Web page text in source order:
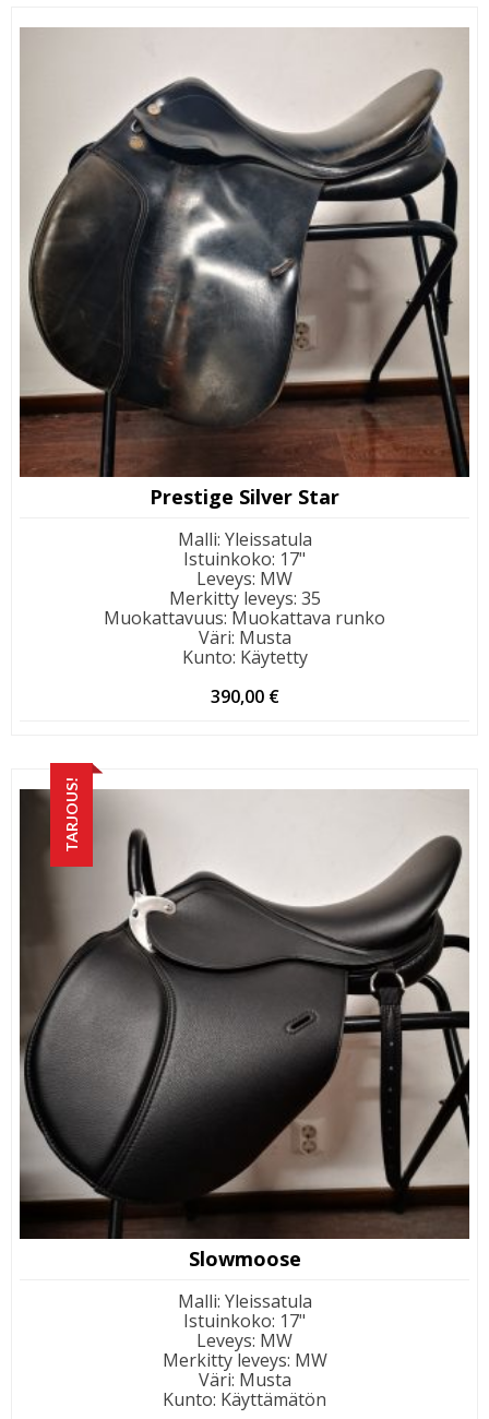
Prestige Silver Star
Malli: Yleissatula
Istuinkoko: 17"
Leveys: MW
Merkitty leveys: 35
Muokattavuus: Muokattava runko
Väri: Musta
Kunto: Käytetty
390,00 €
TARJOUS!
Slowmoose
Malli: Yleissatula
Istuinkoko: 17"
Leveys: MW
Merkitty leveys: MW
Väri: Musta
Kunto: Käyttämätön